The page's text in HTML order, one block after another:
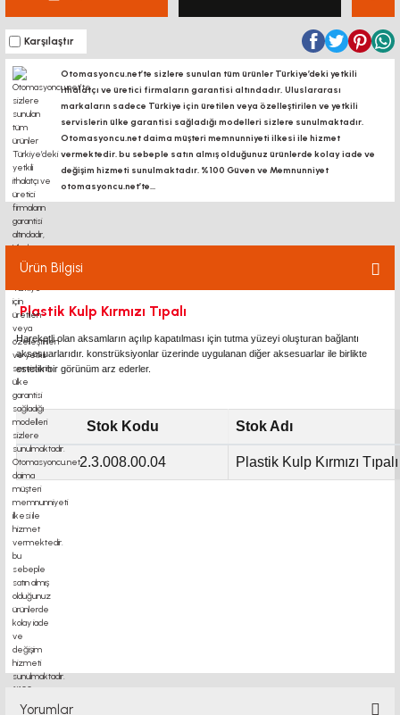
Karşılaştır
Otomasyoncu.net’te sizlere sunulan tüm ürünler Türkiye’deki yetkili
ithalatçı ve üretici firmaların garantisi altındadır, Uluslararası
markaların sadece Türkiye için üretilen veya özelleştirilen ve yetkili
servislerin ülke garantisi sağladığı modelleri sizlere sunulmaktadır.
Otomasyoncu.net daima müşteri memnunniyeti ilkesi ile hizmet
vermektedir. bu sebeple satın almış olduğunuz ürünlerde kolay iade ve
değişim hizmeti sunulmaktadır. %100 Güven ve Memnunniyet
otomasyoncu.net’te...
Ürün Bilgisi
Plastik Kulp Kırmızı Tıpalı
Hareketli olan aksamların açılıp kapatılması için tutma yüzeyi oluşturan bağlantı
aksesuarlarıdır. konstrüksiyonlar üzerinde uygulanan diğer aksesuarlar ile birlikte
estetik bir görünüm arz ederler.
Stok Kodu Stok Adı
2.3.008.00.04 Plastik Kulp Kırmızı Tıpalı
ANKARA SİGMA PROFİL, 20x80 sigma profil. Doğuş kalıp ürünleri, aluminyum profil,
alüminyum, slot 6, slot 8,slot 10, tırtıllı somun, t kanal somun, ankara sigma profil, 3d
printer sigma profil, cnc profil, 3d yazıcı profil, istanbul profil ,ina profil PLANET
MEKATRONİK
PLASTİK KULP motor kaplin fiyatları, sigma profil, 3d yazıcı, kremayer dişli, 45x45
sigma profil, delta haberleşme kablosu, delta 45 kw inverter, 5kw inverter
fiyatları, 50 link flans, 685 zz, 7kw inverter fiyatları, ahşap açılı delik açma aparatı,
alüminyum ray profilleri,
Yorumlar